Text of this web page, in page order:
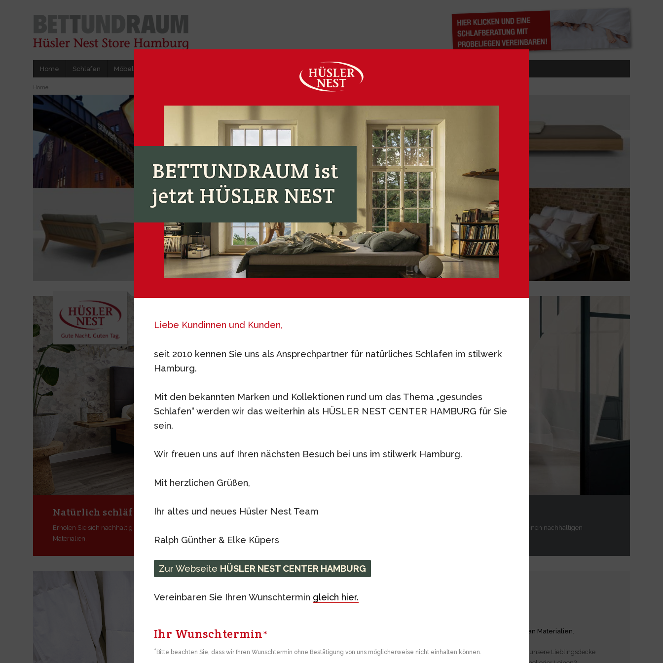
Home Schlafen Möbel Kontakt / Anfahrt SALE %
Home
Natürlich schläft man am besten.
Erholen Sie sich nachhaltig im Hüsler Nest, dem Schlafsystem aus natürlichen
Materialien.
ZEITRAUM steht für eine reduzierte Formensprache und einen nachhaltigen
Die kuscheligen Hüsler Nest Bettdecken aus natürlichen Materialien.
Federleicht oder gern etwas schwerer? Wir alle haben für unsere Lieblingsdecke
BETTUNDRAUM ist
jetzt HÜSLER NEST
Liebe Kundinnen und Kunden,
seit 2010 kennen Sie uns als Ansprechpartner für natürliches Schlafen im stilwerk
Hamburg.
Mit den bekannten Marken und Kollektionen rund um das Thema „gesundes
Schlafen“ werden wir das weiterhin als HÜSLER NEST CENTER HAMBURG für Sie
sein.
Wir freuen uns auf Ihren nächsten Besuch bei uns im stilwerk Hamburg.
Mit herzlichen Grüßen,
Ihr altes und neues Hüsler Nest Team
Ralph Günther & Elke Küpers
Zur Webseite HÜSLER NEST CENTER HAMBURG
Vereinbaren Sie Ihren Wunschtermin gleich hier.
Ihr Wunschtermin*
*Bitte beachten Sie, dass wir Ihren Wunschtermin ohne Bestätigung von uns möglicherweise nicht einhalten können.